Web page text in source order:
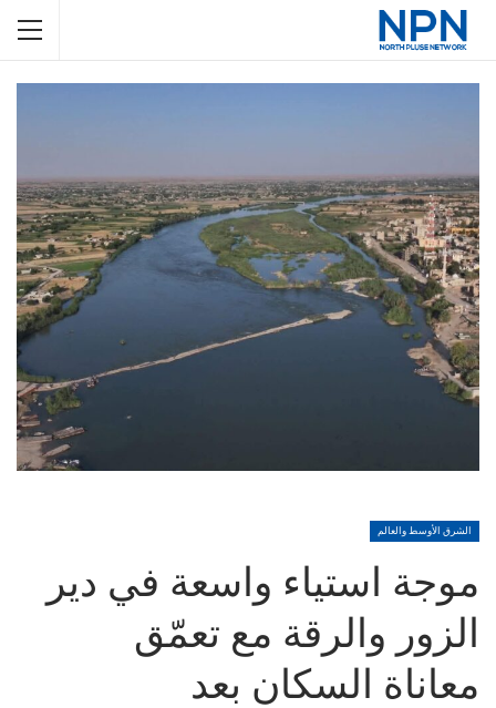
الشرق الأوسط والعالم
موجة استياء واسعة في دير
الزور والرقة مع تعمّق
معاناة السكان بعد